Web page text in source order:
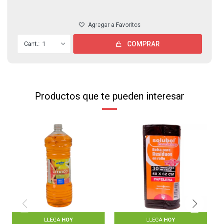
1 COMPRAR
Productos que te pueden interesar
LLEGA HOY LLEGA HOY